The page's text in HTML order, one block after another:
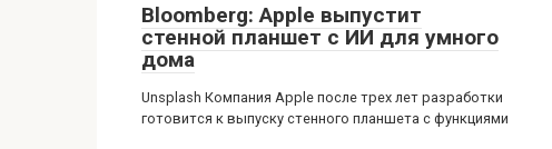
Bloomberg: Apple выпустит
стенной планшет с ИИ для умного
дома
Unsplash Компания Apple после трех лет разработки
готовится к выпуску стенного планшета с функциями